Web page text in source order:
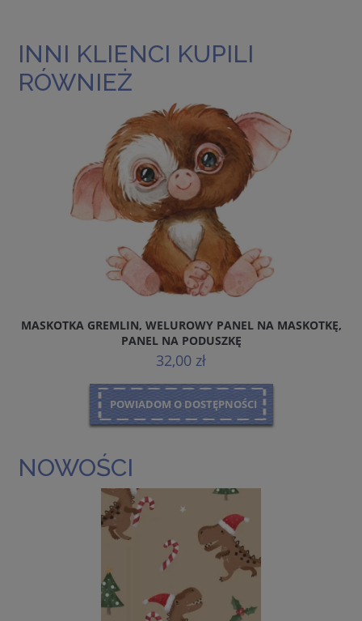
INNI KLIENCI KUPILI
RÓWNIEŻ
MASKOTKA GREMLIN, WELUROWY PANEL NA MASKOTKĘ,
PANEL NA PODUSZKĘ
32,00 zł
POWIADOM O DOSTĘPNOŚCI
NOWOŚCI